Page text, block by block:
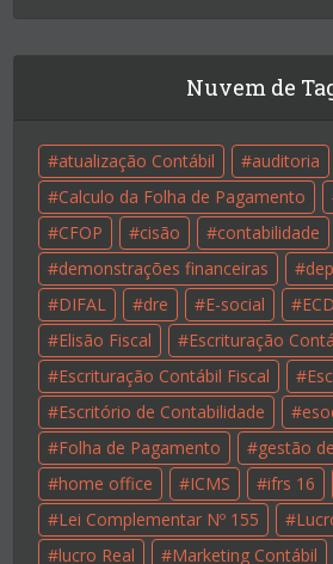
Nuvem de
atualização Contábil
auditoria
Calculo da Folha de Pagamento
CFOP
cisão contabilidade
demonstrações financeiras
DIFAL
dre E-social ECD
Elisão Fiscal
Escrituração
Escrituração Contábil Fiscal
Escritório de Contabilidade
Folha de Pagamento
gestão
home office
ICMS ifrs 16
Lei Complementar Nº 155
lucro Real
Marketing Contábil